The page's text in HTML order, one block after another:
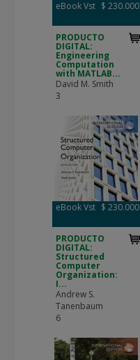
eBook Vst $ 230.000
PRODUCTO
DIGITAL:
Engineering
Computation
with MATLAB...
David M. Smith
3
eBook Vst $ 230.000
PRODUCTO
DIGITAL:
Structured
Computer
Organization:
I...
Andrew S.
Tanenbaum
6